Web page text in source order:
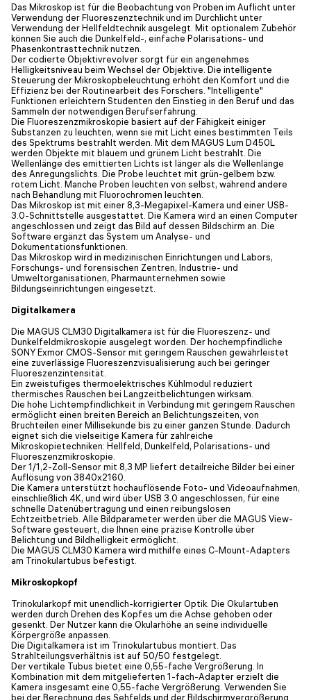
Das Mikroskop ist für die Beobachtung von Proben im Auflicht unter
Verwendung der Fluoreszenztechnik und im Durchlicht unter
Verwendung der Hellfeldtechnik ausgelegt. Mit optionalem Zubehör
können Sie auch die Dunkelfeld-, einfache Polarisations- und
Phasenkontrasttechnik nutzen.
Der codierte Objektivrevolver sorgt für ein angenehmes
Helligkeitsniveau beim Wechsel der Objektive. Die intelligente
Steuerung der Mikroskopbeleuchtung erhöht den Komfort und die
Effizienz bei der Routinearbeit des Forschers. "Intelligente"
Funktionen erleichtern Studenten den Einstieg in den Beruf und das
Sammeln der notwendigen Berufserfahrung.
Die Fluoreszenzmikroskopie basiert auf der Fähigkeit einiger
Substanzen zu leuchten, wenn sie mit Licht eines bestimmten Teils
des Spektrums bestrahlt werden. Mit dem MAGUS Lum D450L
werden Objekte mit blauem und grünem Licht bestrahlt. Die
Wellenlänge des emittierten Lichts ist länger als die Wellenlänge
des Anregungslichts. Die Probe leuchtet mit grün-gelbem bzw.
rotem Licht. Manche Proben leuchten von selbst, während andere
nach Behandlung mit Fluorochromen leuchten.
Das Mikroskop ist mit einer 8,3-Megapixel-Kamera und einer USB-
3.0-Schnittstelle ausgestattet. Die Kamera wird an einen Computer
angeschlossen und zeigt das Bild auf dessen Bildschirm an. Die
Software ergänzt das System um Analyse- und
Dokumentationsfunktionen.
Das Mikroskop wird in medizinischen Einrichtungen und Labors,
Forschungs- und forensischen Zentren, Industrie- und
Umweltorganisationen, Pharmaunternehmen sowie
Bildungseinrichtungen eingesetzt.
Digitalkamera
Die MAGUS CLM30 Digitalkamera ist für die Fluoreszenz- und
Dunkelfeldmikroskopie ausgelegt worden. Der hochempfindliche
SONY Exmor CMOS-Sensor mit geringem Rauschen gewährleistet
eine zuverlässige Fluoreszenzvisualisierung auch bei geringer
Fluoreszenzintensität.
Ein zweistufiges thermoelektrisches Kühlmodul reduziert
thermisches Rauschen bei Langzeitbelichtungen wirksam.
Die hohe Lichtempfindlichkeit in Verbindung mit geringem Rauschen
ermöglicht einen breiten Bereich an Belichtungszeiten, von
Bruchteilen einer Millisekunde bis zu einer ganzen Stunde. Dadurch
eignet sich die vielseitige Kamera für zahlreiche
Mikroskopietechniken: Hellfeld, Dunkelfeld, Polarisations- und
Fluoreszenzmikroskopie.
Der 1/1,2-Zoll-Sensor mit 8,3 MP liefert detailreiche Bilder bei einer
Auflösung von 3840x2160.
Die Kamera unterstützt hochauflösende Foto- und Videoaufnahmen,
einschließlich 4K, und wird über USB 3.0 angeschlossen, für eine
schnelle Datenübertragung und einen reibungslosen
Echtzeitbetrieb. Alle Bildparameter werden über die MAGUS View-
Software gesteuert, die Ihnen eine präzise Kontrolle über
Belichtung und Bildhelligkeit ermöglicht.
Die MAGUS CLM30 Kamera wird mithilfe eines C-Mount-Adapters
am Trinokulartubus befestigt.
Mikroskopkopf
Trinokularkopf mit unendlich-korrigierter Optik. Die Okulartuben
werden durch Drehen des Kopfes um die Achse gehoben oder
gesenkt. Der Nutzer kann die Okularhöhe an seine individuelle
Körpergröße anpassen.
Die Digitalkamera ist im Trinokulartubus montiert. Das
Strahlteilungsverhältnis ist auf 50/50 festgelegt.
Der vertikale Tubus bietet eine 0,55-fache Vergrößerung. In
Kombination mit dem mitgelieferten 1-fach-Adapter erzielt die
Kamera insgesamt eine 0,55-fache Vergrößerung. Verwenden Sie
bei der Berechnung des Sehfelds und der Bildschirmvergrößerung